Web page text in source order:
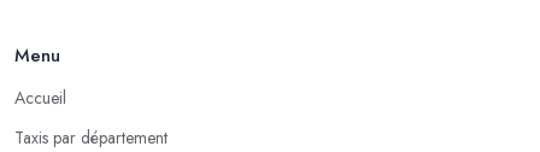
Menu
Accueil
Taxis par département